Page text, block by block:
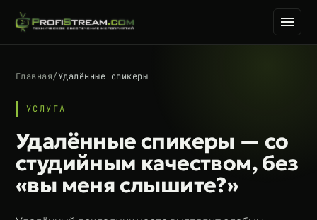
Главная/Удалённые спикеры
УСЛУГА
Удалённые спикеры — со
студийным качеством, без
«вы меня слышите?»